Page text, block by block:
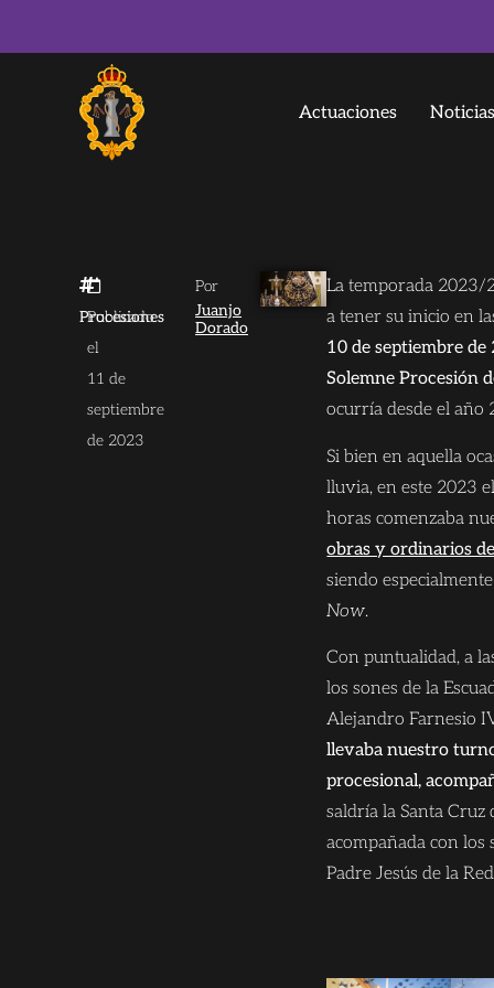
Actuaciones Noticias
Procesiones
Publicado
el
11 de
septiembre
de 2023
Por
Juanjo
Dorado
La temporada 2023/
a tener su inicio en
10 de septiembre
Solemne Procesión
ocurría desde el año
Si bien en aquella
lluvia, en este 2023
horas comenzaba
obras y ordinarios
siendo
Now.
Con puntualidad, a
los sones de la
Alejandro Farnesio
llevaba nuestro
procesional,
saldría la Santa
acompañada con los
Padre Jesús de la